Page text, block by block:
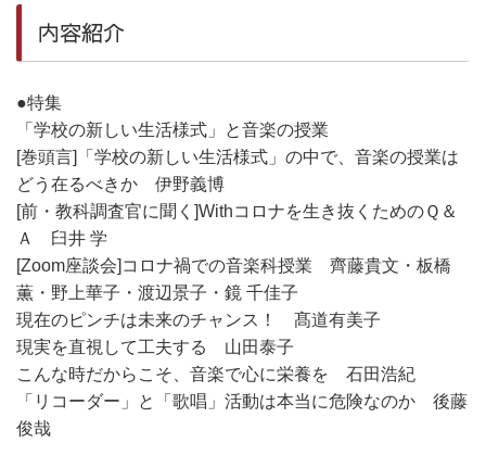
内容紹介
●特集
「学校の新しい生活様式」と音楽の授業
[巻頭言]「学校の新しい生活様式」の中で、音楽の授業は
どう在るべきか 伊野義博
[前・教科調査官に聞く]Withコロナを生き抜くためのＱ＆
Ａ 臼井 学
[Zoom座談会]コロナ禍での音楽科授業 齊藤貴文・板橋
薫・野上華子・渡辺景子・鏡 千佳子
現在のピンチは未来のチャンス！ 髙道有美子
現実を直視して工夫する 山田泰子
こんな時だからこそ、音楽で心に栄養を 石田浩紀
「リコーダー」と「歌唱」活動は本当に危険なのか 後藤
俊哉